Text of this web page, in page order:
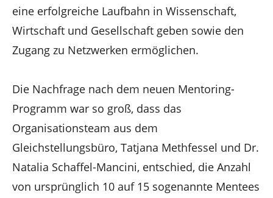
eine erfolgreiche Laufbahn in Wissenschaft,
Wirtschaft und Gesellschaft geben sowie den
Zugang zu Netzwerken ermöglichen.
Die Nachfrage nach dem neuen Mentoring-
Programm war so groß, dass das
Organisationsteam aus dem
Gleichstellungsbüro, Tatjana Methfessel und Dr.
Natalia Schaffel-Mancini, entschied, die Anzahl
von ursprünglich 10 auf 15 sogenannte Mentees